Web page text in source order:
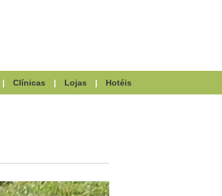
| Clínicas | Lojas | Hotéis